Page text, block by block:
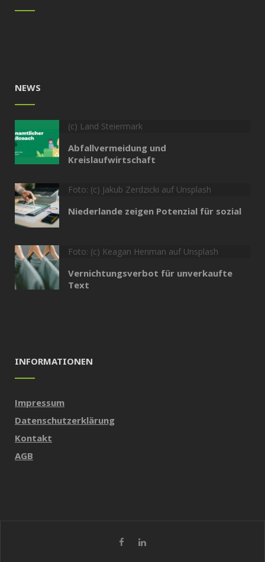
NEWS
(c) Land Steiermark
Abfallvermeidung und
Kreislaufwirtschaft
Foto: (c) Jakub Zerdzicki auf Unsplash
Niederlande zeigen Potenzial für sozial
Foto: (c) Keagan Henman auf Unsplash
Vernichtungsverbot für unverkaufte
Text
INFORMATIONEN
Impressum
Datenschutzerklärung
Kontakt
AGB